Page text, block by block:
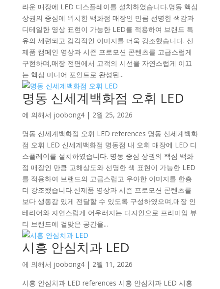
라운 매장에 LED 디스플레이를 설치하였습니다.명동 핵심
상권의 중심에 위치한 백화점 매장인 만큼 선명한 색감과
디테일한 영상 표현이 가능한 LED를 적용하여 브랜드 특
유의 세련되고 감각적인 이미지를 더욱 강조했습니다. 신
제품 캠페인 영상과 시즌 프로모션 콘텐츠를 고급스럽게
구현하며,매장 전면에서 고객의 시선을 자연스럽게 이끄
는 핵심 미디어 포인트로 완성된...
명동 신세계백화점 오휘 LED
에 의해서 joobong4| 2월 25, 2026
명동 신세계백화점 오휘 LED references 명동 신세계백화
점 오휘 LED 신세계백화점 명동점 내 오휘 매장에 LED 디
스플레이를 설치하였습니다. 명동 중심 상권의 핵심 백화
점 매장인 만큼 고해상도와 선명한 색 표현이 가능한 LED
를 적용하여 브랜드의 고급스럽고 우아한 이미지를 한층
더 강조했습니다.신제품 영상과 시즌 프로모션 콘텐츠를
보다 생동감 있게 전달할 수 있도록 구성하였으며,매장 인
테리어와 자연스럽게 어우러지는 디자인으로 프리미엄 뷰
티 브랜드에 걸맞은 공간을...
시흥 안심치과 LED
에 의해서 joobong4| 2월 11, 2026
시흥 안심치과 LED references 시흥 안심치과 LED 시흥